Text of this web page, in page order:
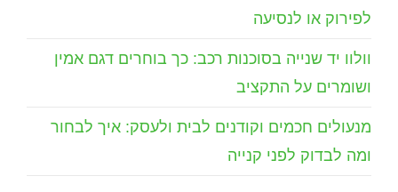
לפירוק או לנסיעה
וולוו יד שנייה בסוכנות רכב: כך בוחרים דגם אמין
ושומרים על התקציב
מנעולים חכמים וקודנים לבית ולעסק: איך לבחור
ומה לבדוק לפני קנייה